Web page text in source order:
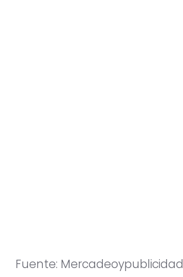
Fuente: Mercadeoypublicidad